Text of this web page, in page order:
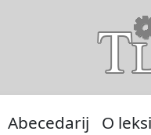
Abecedarij O